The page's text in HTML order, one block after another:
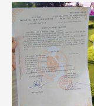
Dịch,
hợp
pháp
hóa
lãnh
sự
Lý
lịch
tư